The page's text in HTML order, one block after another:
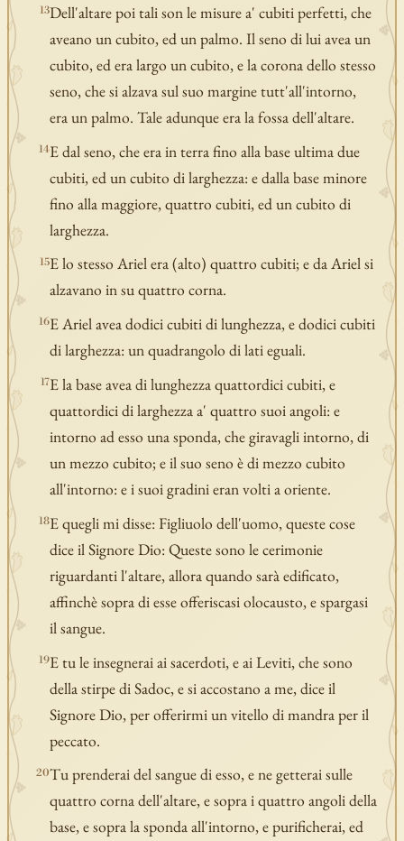
13Dell'altare poi tali son le misure a' cubiti perfetti, che
aveano un cubito, ed un palmo. Il seno di lui avea un
cubito, ed era largo un cubito, e la corona dello stesso
seno, che si alzava sul suo margine tutt'all'intorno,
era un palmo. Tale adunque era la fossa dell'altare.
14E dal seno, che era in terra fino alla base ultima due
cubiti, ed un cubito di larghezza: e dalla base minore
fino alla maggiore, quattro cubiti, ed un cubito di
larghezza.
15E lo stesso Ariel era (alto) quattro cubiti; e da Ariel si
alzavano in su quattro corna.
16E Ariel avea dodici cubiti di lunghezza, e dodici cubiti
di larghezza: un quadrangolo di lati eguali.
17E la base avea di lunghezza quattordici cubiti, e
quattordici di larghezza a' quattro suoi angoli: e
intorno ad esso una sponda, che giravagli intorno, di
un mezzo cubito; e il suo seno è di mezzo cubito
all'intorno: e i suoi gradini eran volti a oriente.
18E quegli mi disse: Figliuolo dell'uomo, queste cose
dice il Signore Dio: Queste sono le cerimonie
riguardanti l'altare, allora quando sarà edificato,
affinchè sopra di esse offeriscasi olocausto, e spargasi
il sangue.
19E tu le insegnerai ai sacerdoti, e ai Leviti, che sono
della stirpe di Sadoc, e si accostano a me, dice il
Signore Dio, per offerirmi un vitello di mandra per il
peccato.
20Tu prenderai del sangue di esso, e ne getterai sulle
quattro corna dell'altare, e sopra i quattro angoli della
base, e sopra la sponda all'intorno, e purificherai, ed